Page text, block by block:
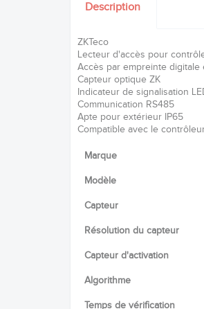
Description
ZKTeco
Lecteur d'accès pour
Accès par empreinte digitale
Capteur optique ZK
Indicateur de signalisation
Communication RS485
Apte pour extérieur IP65
Compatible avec le
Marque
Modèle
Capteur
Résolution du capteur
Capteur d'activation
Algorithme
Temps de vérification